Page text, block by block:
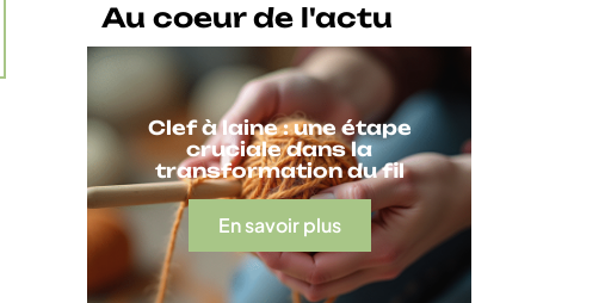
Au coeur de l'actu
Clef à laine : une étape
cruciale dans la
transformation du fil
En savoir plus